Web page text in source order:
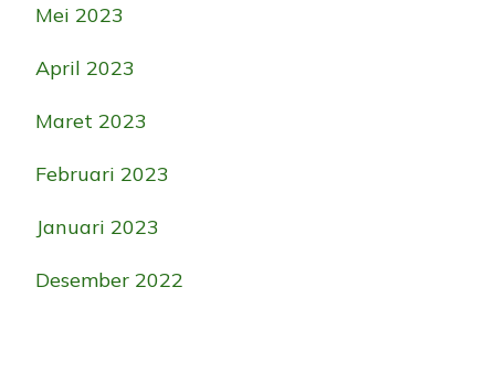
Mei 2023
April 2023
Maret 2023
Februari 2023
Januari 2023
Desember 2022